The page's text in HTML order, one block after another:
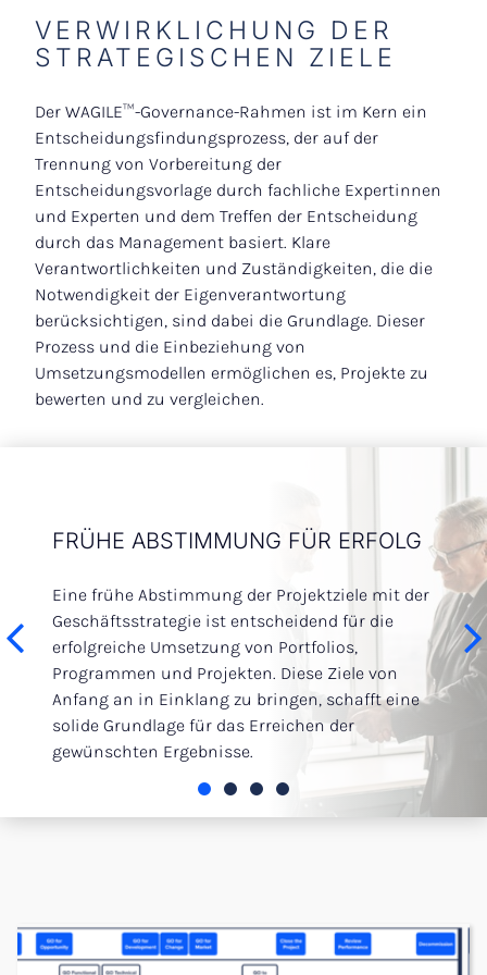
Services & Consulting
Projects & Governance
Methodologie
VERWIRKLICHUNG DER
STRATEGISCHEN ZIELE
Der WAGILE™-Governance-Rahmen ist im Kern ein
Entscheidungsfindungsprozess, der auf der
Trennung von Vorbereitung der
Entscheidungsvorlage durch fachliche Expertinnen
und Experten und dem Treffen der Entscheidung
durch das Management basiert. Klare
Verantwortlichkeiten und Zuständigkeiten, die die
Notwendigkeit der Eigenverantwortung
berücksichtigen, sind dabei die Grundlage. Dieser
Prozess und die Einbeziehung von
Umsetzungsmodellen ermöglichen es, Projekte zu
bewerten und zu vergleichen.
FRÜHE ABSTIMMUNG FÜR ERFOLG
Eine frühe Abstimmung der Projektziele mit der
Geschäftsstrategie ist entscheidend für die
erfolgreiche Umsetzung von Portfolios,
Programmen und Projekten. Diese Ziele von
Anfang an in Einklang zu bringen, schafft eine
solide Grundlage für das Erreichen der
gewünschten Ergebnisse.
Je
durch